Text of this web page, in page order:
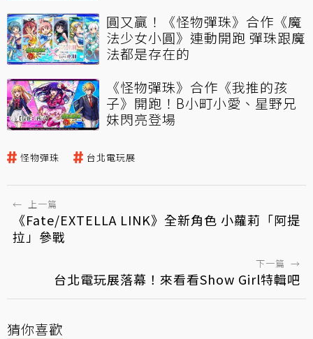
圓又贏！《怪物彈珠》合作《魔
法少女小圓》連動開跑 彈珠跟魔
法都是存在的
《怪物彈珠》合作《我推的孩
子》開跑！B小町小愛、星野兄
妹閃亮登場
怪物彈珠 台北電玩展
← 上一篇
《Fate/EXTELLA LINK》全新角色 小蘿莉「阿提
拉」參戰
下一篇 →
台北電玩展落幕！來看看Show Girl特輯吧
猜你喜歡